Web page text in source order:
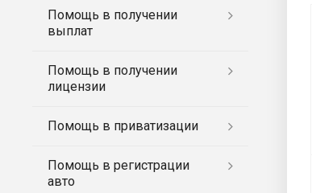
Помощь в получении
выплат
Помощь в получении
лицензии
Помощь в приватизации
Помощь в регистрации
авто